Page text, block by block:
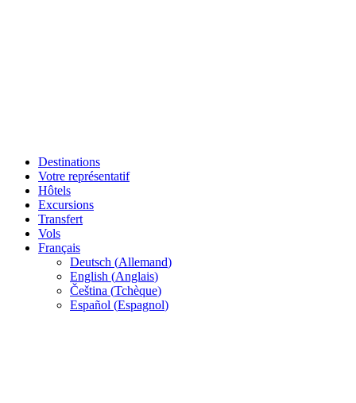
Destinations
Votre représentatif
Hôtels
Excursions
Transfert
Vols
Français
Deutsch (Allemand)
English (Anglais)
Čeština (Tchèque)
Español (Espagnol)